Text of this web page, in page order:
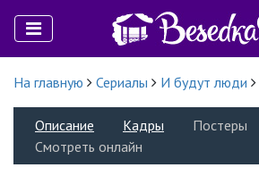
На главную Сериалы И будут люди
Описание Кадры Постеры
Смотреть онлайн